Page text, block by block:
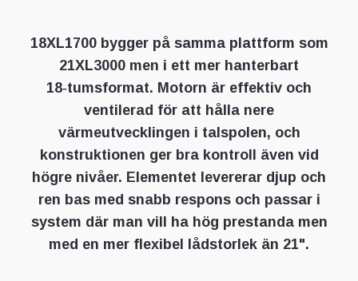
18XL1700 bygger på samma plattform som
21XL3000 men i ett mer hanterbart
18‑tumsformat. Motorn är effektiv och
ventilerad för att hålla nere
värmeutvecklingen i talspolen, och
konstruktionen ger bra kontroll även vid
högre nivåer. Elementet levererar djup och
ren bas med snabb respons och passar i
system där man vill ha hög prestanda men
med en mer flexibel lådstorlek än 21".